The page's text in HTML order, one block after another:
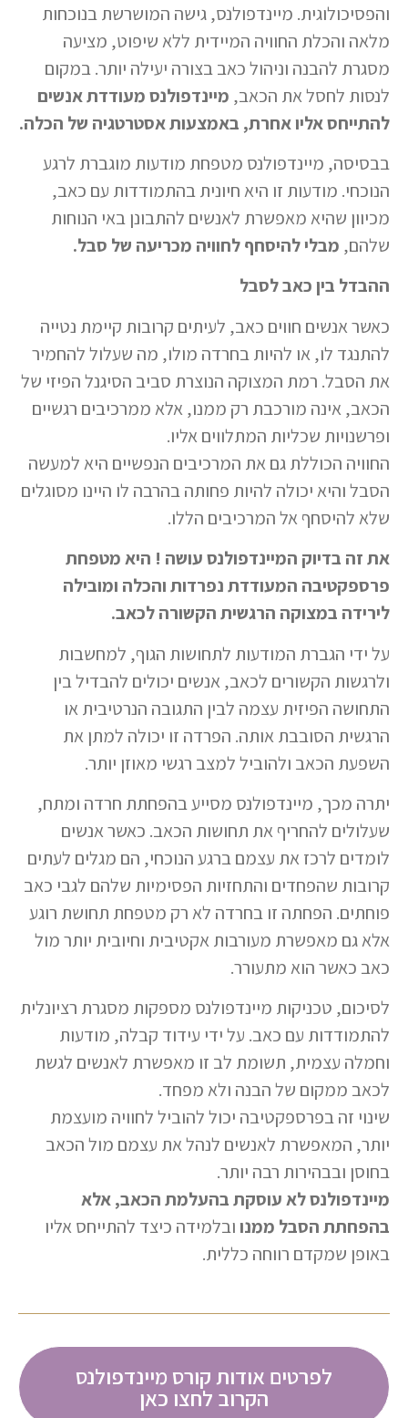
והפסיכולוגית. מיינדפולנס, גישה המושרשת בנוכחות
מלאה והכלת החוויה המיידית ללא שיפוט, מציעה
מסגרת להבנה וניהול כאב בצורה יעילה יותר. במקום
לנסות לחסל את הכאב, מיינדפולנס מעודדת אנשים
להתייחס אליו אחרת, באמצעות אסטרטגיה של הכלה.
בבסיסה, מיינדפולנס מטפחת מודעות מוגברת לרגע
הנוכחי. מודעות זו היא חיונית בהתמודדות עם כאב,
מכיוון שהיא מאפשרת לאנשים להתבונן באי הנוחות
שלהם, מבלי להיסחף לחוויה מכריעה של סבל.
ההבדל בין כאב לסבל
כאשר אנשים חווים כאב, לעיתים קרובות קיימת נטייה
להתנגד לו, או להיות בחרדה מולו, מה שעלול להחמיר
את הסבל. רמת המצוקה הנוצרת סביב הסיגנל הפיזי של
הכאב, אינה מורכבת רק ממנו, אלא ממרכיבים רגשיים
ופרשנויות שכליות המתלווים אליו.
החוויה הכוללת גם את המרכיבים הנפשיים היא למעשה
הסבל והיא יכולה להיות פחותה בהרבה לו היינו מסוגלים
שלא להיסחף אל המרכיבים הללו.
את זה בדיוק המיינדפולנס עושה ! היא מטפחת
פרספקטיבה המעודדת נפרדות והכלה ומובילה
לירידה במצוקה הרגשית הקשורה לכאב.
על ידי הגברת המודעות לתחושות הגוף, למחשבות
ולרגשות הקשורים לכאב, אנשים יכולים להבדיל בין
התחושה הפיזית עצמה לבין התגובה הנרטיבית או
הרגשית הסובבת אותה. הפרדה זו יכולה למתן את
השפעת הכאב ולהוביל למצב רגשי מאוזן יותר.
יתרה מכך, מיינדפולנס מסייע בהפחתת חרדה ומתח,
שעלולים להחריף את תחושות הכאב. כאשר אנשים
לומדים לרכז את עצמם ברגע הנוכחי, הם מגלים לעתים
קרובות שהפחדים והתחזיות הפסימיות שלהם לגבי כאב
פוחתים. הפחתה זו בחרדה לא רק מטפחת תחושת רוגע
אלא גם מאפשרת מעורבות אקטיבית וחיובית יותר מול
כאב כאשר הוא מתעורר.
לסיכום, טכניקות מיינדפולנס מספקות מסגרת רציונלית
להתמודדות עם כאב. על ידי עידוד קבלה, מודעות
וחמלה עצמית, תשומת לב זו מאפשרת לאנשים לגשת
לכאב ממקום של הבנה ולא מפחד.
שינוי זה בפרספקטיבה יכול להוביל לחוויה מועצמת
יותר, המאפשרת לאנשים לנהל את עצמם מול הכאב
בחוסן ובבהירות רבה יותר.
מיינדפולנס לא עוסקת בהעלמת הכאב, אלא
בהפחתת הסבל ממנוובלמידה כיצד להתייחס אליו
באופן שמקדם רווחה כללית.
לפרטים אודות קורס מיינדפולנס
הקרוב לחצו כאן